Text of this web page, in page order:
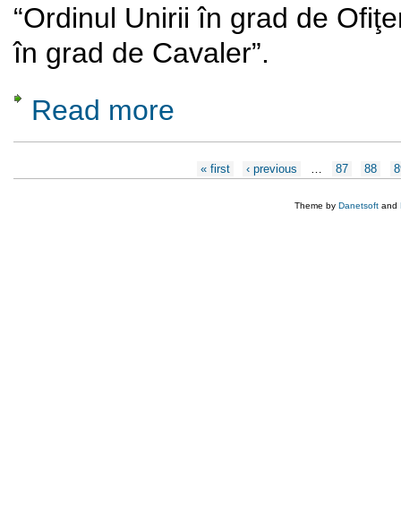
“Ordinul Unirii în grad de
în grad de Cavaler”.
Read more
« first ‹ previous 87 88
Theme by Danetsoft and